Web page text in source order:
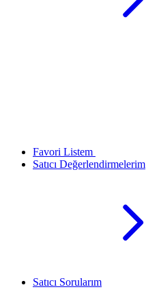
Favori Listem
Satıcı Değerlendirmelerim
Satıcı Sorularım